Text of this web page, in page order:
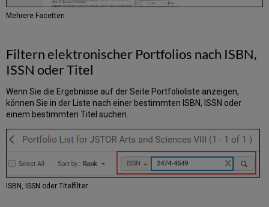
Mehrere Facetten
Filtern elektronischer Portfolios nach ISBN,
ISSN oder Titel
Wenn Sie die Ergebnisse auf der Seite Portfolioliste anzeigen,
können Sie in der Liste nach einer bestimmten ISBN, ISSN oder
einem bestimmten Titel suchen.
ISBN, ISSN oder Titelfilter